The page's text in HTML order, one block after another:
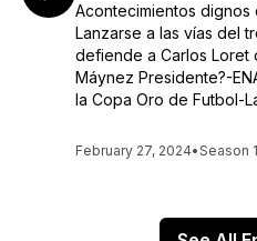
Acontecimientos
Lanzarse a las vías del
defiende a Carlos Loret
Máynez Presidente?-
la Copa Oro de Futbol-
February 27, 2024•Season 1